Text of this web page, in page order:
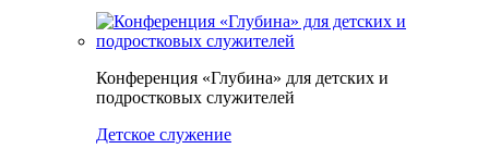
Конференция «Глубина» для детских и
подростковых служителей
Детское служение